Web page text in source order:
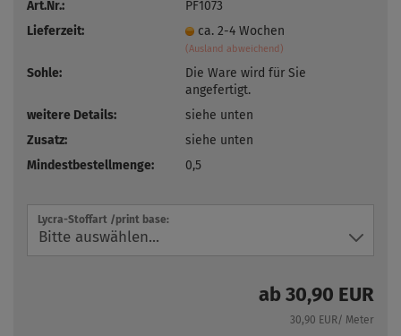
Art.Nr.:
PF1073
Lieferzeit:
ca. 2-4 Wochen
(Ausland abweichend)
Sohle:
Die Ware wird für Sie
angefertigt.
weitere Details:
siehe unten
Zusatz:
siehe unten
Mindestbestellmenge:
0,5
Lycra-Stoffart /print base:
ab 30,90 EUR
30,90 EUR/ Meter